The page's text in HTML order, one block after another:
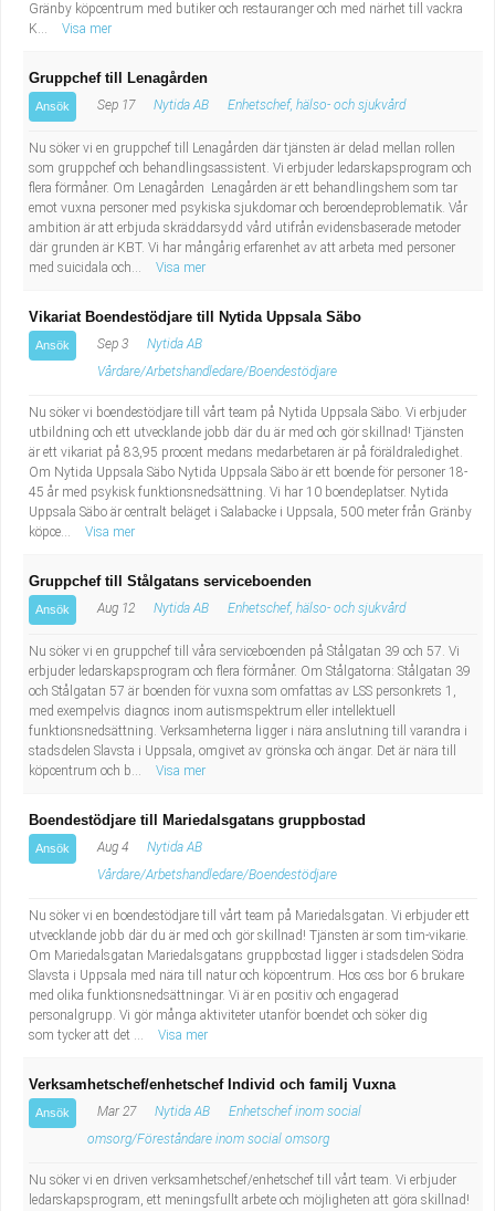
Gränby köpcentrum med butiker och restauranger och med närhet till vackra
K...
Visa mer
Gruppchef till Lenagården
Ansök Sep 17 Nytida AB Enhetschef, hälso- och sjukvård
Nu söker vi en gruppchef till Lenagården där tjänsten är delad mellan rollen
som gruppchef och behandlingsassistent. Vi erbjuder ledarskapsprogram och
flera förmåner. Om Lenagården Lenagården är ett behandlingshem som tar
emot vuxna personer med psykiska sjukdomar och beroendeproblematik. Vår
ambition är att erbjuda skräddarsydd vård utifrån evidensbaserade metoder
där grunden är KBT. Vi har mångårig erfarenhet av att arbeta med personer
med suicidala och...
Visa mer
Vikariat Boendestödjare till Nytida Uppsala Säbo
Ansök Sep 3
Nytida AB
Vårdare/Arbetshandledare/Boendestödjare
Nu söker vi boendestödjare till vårt team på Nytida Uppsala Säbo. Vi erbjuder
utbildning och ett utvecklande jobb där du är med och gör skillnad! Tjänsten
är ett vikariat på 83,95 procent medans medarbetaren är på föräldraledighet.
Om Nytida Uppsala Säbo Nytida Uppsala Säbo är ett boende för personer 18-
45 år med psykisk funktionsnedsättning. Vi har 10 boendeplatser. Nytida
Uppsala Säbo är centralt beläget i Salabacke i Uppsala, 500 meter från Gränby
köpce...
Visa mer
Gruppchef till Stålgatans serviceboenden
Ansök Aug 12 Nytida AB Enhetschef, hälso- och sjukvård
Nu söker vi en gruppchef till våra serviceboenden på Stålgatan 39 och 57. Vi
erbjuder ledarskapsprogram och flera förmåner. Om Stålgatorna: Stålgatan 39
och Stålgatan 57 är boenden för vuxna som omfattas av LSS personkrets 1,
med exempelvis diagnos inom autismspektrum eller intellektuell
funktionsnedsättning. Verksamheterna ligger i nära anslutning till varandra i
stadsdelen Slavsta i Uppsala, omgivet av grönska och ängar. Det är nära till
köpcentrum och b...
Visa mer
Boendestödjare till Mariedalsgatans gruppbostad
Ansök Aug 4
Nytida AB
Vårdare/Arbetshandledare/Boendestödjare
Nu söker vi en boendestödjare till vårt team på Mariedalsgatan. Vi erbjuder ett
utvecklande jobb där du är med och gör skillnad! Tjänsten är som tim-vikarie.
Om Mariedalsgatan Mariedalsgatans gruppbostad ligger i stadsdelen Södra
Slavsta i Uppsala med nära till natur och köpcentrum. Hos oss bor 6 brukare
med olika funktionsnedsättningar. Vi är en positiv och engagerad
personalgrupp. Vi gör många aktiviteter utanför boendet och söker dig
som tycker att det ...
Visa mer
Verksamhetschef/enhetschef Individ och familj Vuxna
Ansök Mar 27 Nytida AB
Enhetschef inom social
omsorg/Föreståndare inom social omsorg
Nu söker vi en driven verksamhetschef/enhetschef till vårt team. Vi erbjuder
ledarskapsprogram, ett meningsfullt arbete och möjligheten att göra skillnad!